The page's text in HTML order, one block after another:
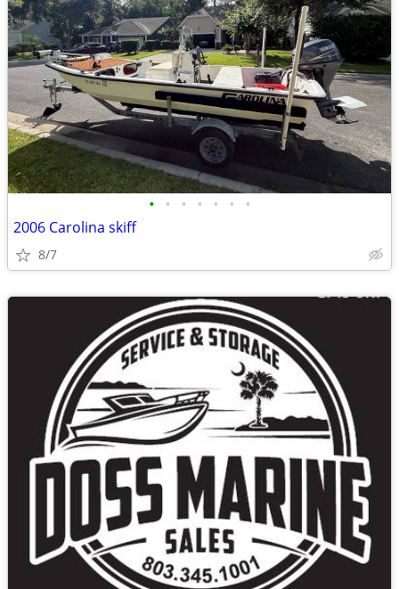
• • • • • • •
2006 Carolina skiff
8/7